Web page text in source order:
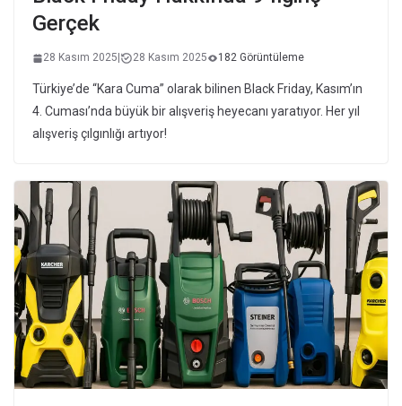
Gerçek
28 Kasım 2025 28 Kasım 2025 182 Görüntüleme
Türkiye’de “Kara Cuma” olarak bilinen Black Friday, Kasım’ın
4. Cuması’nda büyük bir alışveriş heyecanı yaratıyor. Her yıl
alışveriş çılgınlığı artıyor!